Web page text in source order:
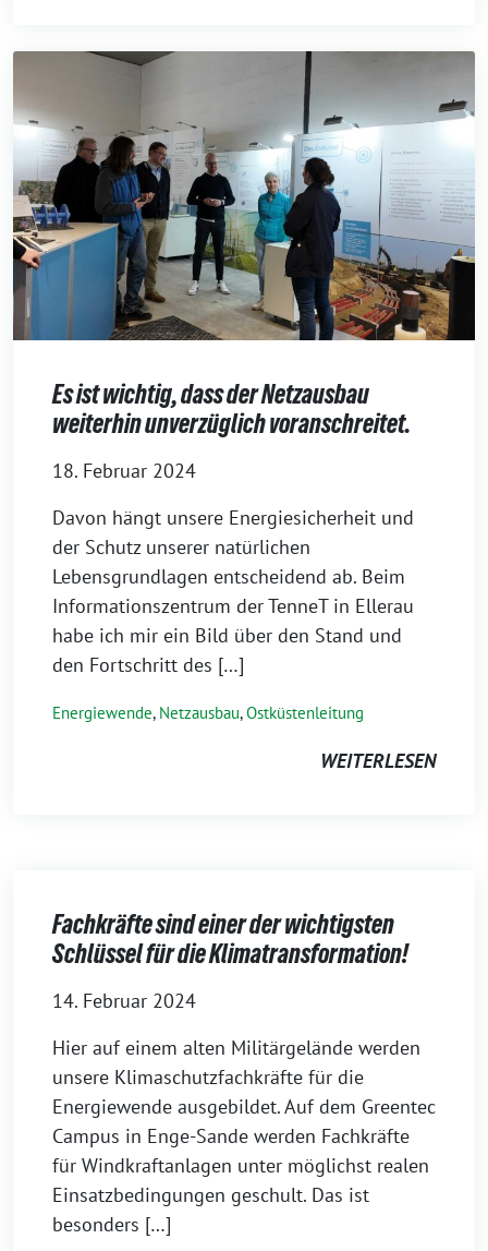
Es ist wichtig, dass der Netzausbau
weiterhin unverzüglich voranschreitet.
18. Februar 2024
Davon hängt unsere Energiesicherheit und
der Schutz unserer natürlichen
Lebensgrundlagen entscheidend ab. Beim
Informationszentrum der TenneT in Ellerau
habe ich mir ein Bild über den Stand und
den Fortschritt des […]
Energiewende, Netzausbau,Ostküstenleitung
WEITERLESEN
Fachkräfte sind einer der wichtigsten
Schlüssel für die Klimatransformation!
14. Februar 2024
Hier auf einem alten Militärgelände werden
unsere Klimaschutzfachkräfte für die
Energiewende ausgebildet. Auf dem Greentec
Campus in Enge-Sande werden Fachkräfte
für Windkraftanlagen unter möglichst realen
Einsatzbedingungen geschult. Das ist
besonders […]